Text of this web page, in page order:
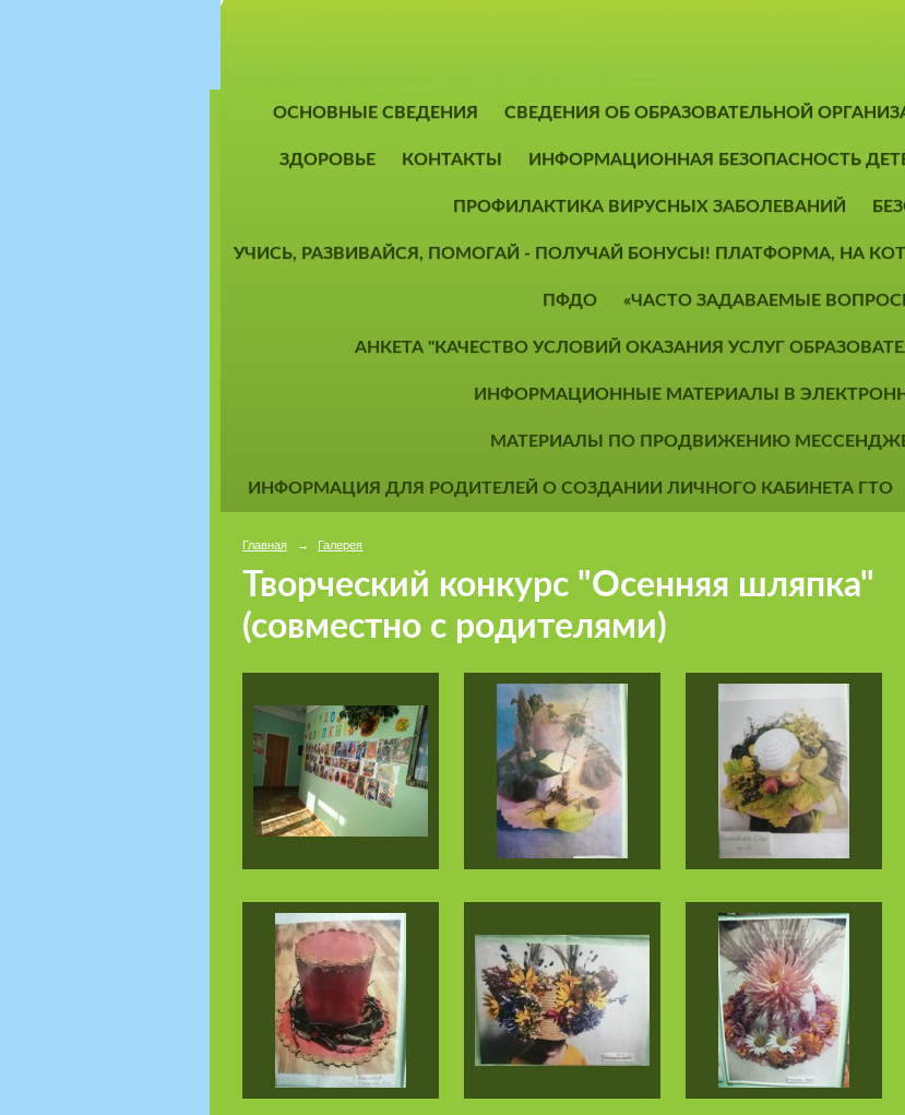
ОСНОВНЫЕ СВЕДЕНИЯ СВЕДЕНИЯ ОБ ОБРАЗОВАТЕЛЬНОЙ
ЗДОРОВЬЕ КОНТАКТЫ ИНФОРМАЦИОННАЯ БЕЗОПАСНОСТЬ
ПРОФИЛАКТИКА ВИРУСНЫХ ЗАБОЛЕВАНИЙ
УЧИСЬ, РАЗВИВАЙСЯ, ПОМОГАЙ - ПОЛУЧАЙ БОНУСЫ! ПЛАТФОРМА, НА
ПФДО «ЧАСТО ЗАДАВАЕМЫЕ
АНКЕТА "КАЧЕСТВО УСЛОВИЙ ОКАЗАНИЯ УСЛУГ
ИНФОРМАЦИОННЫЕ МАТЕРИАЛЫ В
МАТЕРИАЛЫ ПО ПРОДВИЖЕНИЮ
ИНФОРМАЦИЯ ДЛЯ РОДИТЕЛЕЙ О СОЗДАНИИ ЛИЧНОГО КАБИНЕТА ГТО
Главная → Галерея
Творческий конкурс "Осенняя шляпка"
(совместно с родителями)